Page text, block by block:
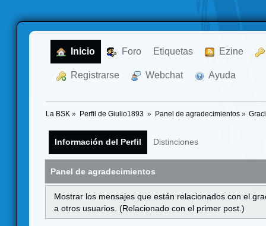
Inicio Foro Etiquetas Ezine
Registrarse Webchat Ayuda
La BSK » Perfil de Giulio1893 » Panel de agradecimientos»
Información del Perfil Distinciones
Panel de agradecimientos
Mostrar los mensajes que están relacionados con el
a otros usuarios. (Relacionado con el primer post.)